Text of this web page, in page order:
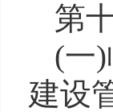
第
(一
建设